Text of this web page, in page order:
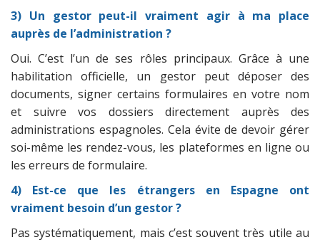
3) Un gestor peut-il vraiment agir à ma place
auprès de l’administration ?
Oui. C’est l’un de ses rôles principaux. Grâce à une
habilitation officielle, un gestor peut déposer des
documents, signer certains formulaires en votre nom
et suivre vos dossiers directement auprès des
administrations espagnoles. Cela évite de devoir gérer
soi-même les rendez-vous, les plateformes en ligne ou
les erreurs de formulaire.
4) Est-ce que les étrangers en Espagne ont
vraiment besoin d’un gestor ?
Pas systématiquement, mais c’est souvent très utile au